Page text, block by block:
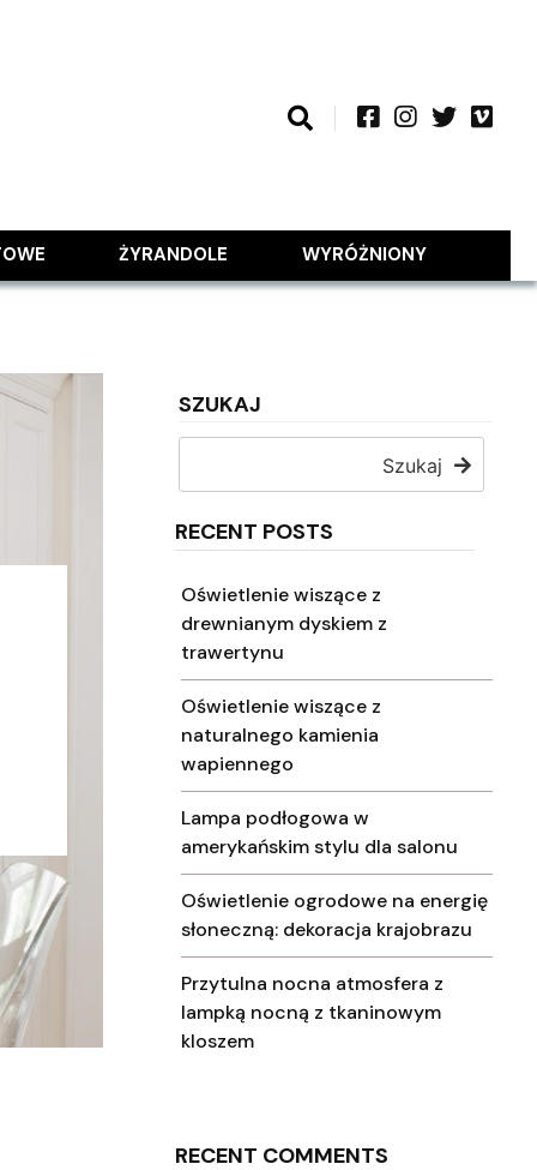
ŻYRANDOLE WYRÓŻNIONY
SZUKAJ
Szukaj
RECENT POSTS
Oświetlenie wiszące z
drewnianym dyskiem z
trawertynu
Oświetlenie wiszące z
naturalnego kamienia
wapiennego
Lampa podłogowa w
amerykańskim stylu dla salonu
Oświetlenie ogrodowe na energię
słoneczną: dekoracja krajobrazu
Przytulna nocna atmosfera z
lampką nocną z tkaninowym
kloszem
RECENT COMMENTS